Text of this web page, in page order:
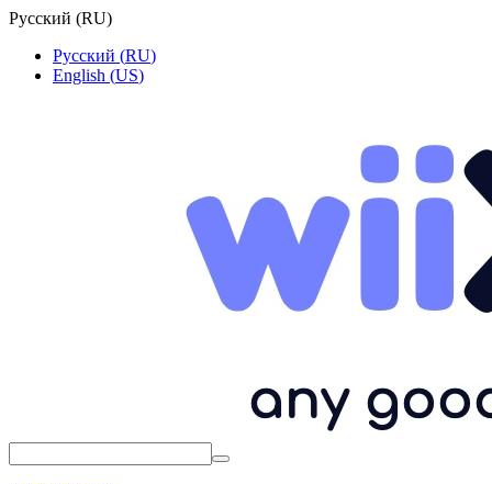
Русский (RU)
Русский (RU)
English (US)